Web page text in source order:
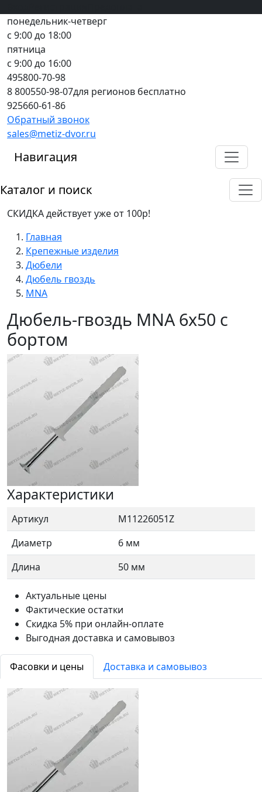
понедельник-четверг
с 9:00 до 18:00
пятница
с 9:00 до 16:00
495800-70-98
8 800550-98-07для регионов бесплатно
925660-61-86
Обратный звонок
sales@metiz-dvor.ru
Навигация
Каталог и поиск
СКИДКА действует уже от 100р!
Главная
Крепежные изделия
Дюбели
Дюбель гвоздь
MNA
Дюбель-гвоздь MNA 6х50 с
бортом
Характеристики
Артикул
М11226051Z
Диаметр
6 мм
Длина
50 мм
Актуальные цены
Фактические остатки
Скидка 5% при онлайн-оплате
Выгодная доставка и самовывоз
Фасовки и цены Доставка и самовывоз